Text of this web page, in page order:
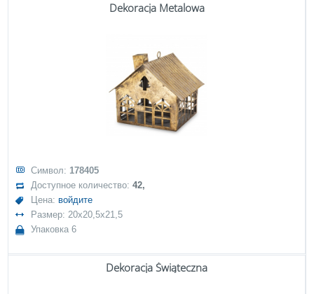
Dekoracja Metalowa
Символ: 178405
Доступное количество:42,
Цена: войдите
Размер: 20x20,5x21,5
Упаковка 6
Dekoracja Świąteczna